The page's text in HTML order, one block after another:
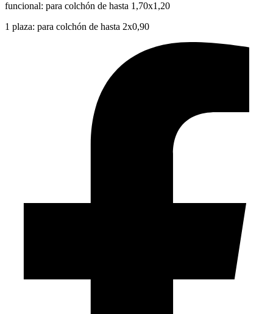
funcional: para colchón de hasta 1,70x1,20
1 plaza: para colchón de hasta 2x0,90